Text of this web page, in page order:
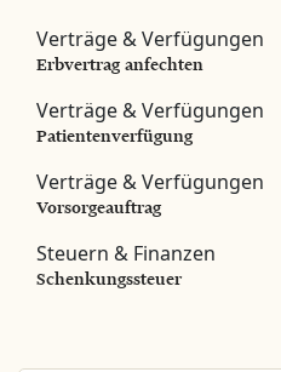
Verträge & Verfügungen
Erbvertrag anfechten
Verträge & Verfügungen
Patientenverfügung
Verträge & Verfügungen
Vorsorgeauftrag
Steuern & Finanzen
Schenkungssteuer